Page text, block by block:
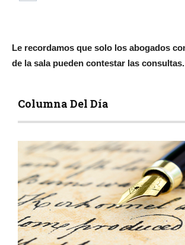
Le recordamos que solo los abogados
de la sala pueden contestar las consultas.
Columna Del Día